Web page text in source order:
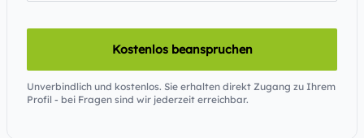
Kostenlos beanspruchen
Unverbindlich und kostenlos. Sie erhalten direkt Zugang zu Ihrem
Profil - bei Fragen sind wir jederzeit erreichbar.